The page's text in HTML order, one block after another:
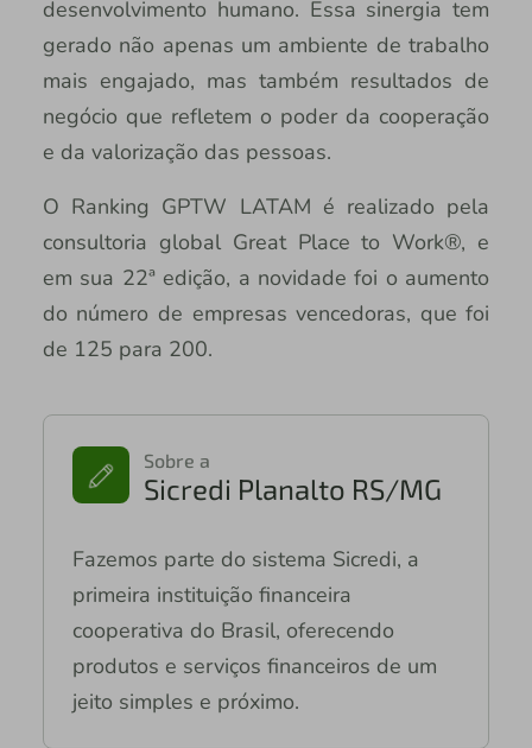
desenvolvimento humano. Essa sinergia tem
gerado não apenas um ambiente de trabalho
mais engajado, mas também resultados de
negócio que refletem o poder da cooperação
e da valorização das pessoas.
O Ranking GPTW LATAM é realizado pela
consultoria global Great Place to Work®, e
em sua 22ª edição, a novidade foi o aumento
do número de empresas vencedoras, que foi
de 125 para 200.
Sobre a
Sicredi Planalto RS/MG
Fazemos parte do sistema Sicredi, a
primeira instituição financeira
cooperativa do Brasil, oferecendo
produtos e serviços financeiros de um
jeito simples e próximo.